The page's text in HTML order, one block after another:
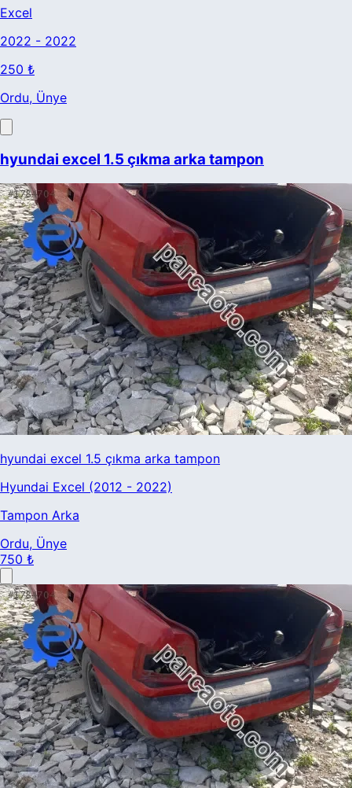
Excel
2022 - 2022
250 ₺
Ordu, Ünye
hyundai excel 1.5 çıkma arka tampon
hyundai excel 1.5 çıkma arka tampon
Hyundai Excel (2012 - 2022)
Tampon Arka
Ordu, Ünye
750 ₺